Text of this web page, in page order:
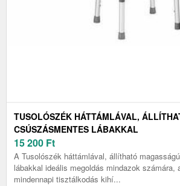
TUSOLÓSZÉK HÁTTÁMLÁVAL,
CSÚSZÁSMENTES LÁBAKKAL
15 200 Ft
A Tusolószék háttámlával, állítható
lábakkal ideális megoldás mindazok számára,
mindennapi tisztálkodás kihí...